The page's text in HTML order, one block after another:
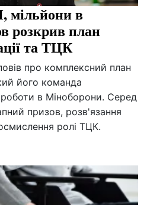
мільйони в
розкрив план
та ТЦК
про комплексний план
його команда
роботи в Міноборони. Серед
призов, розв'язання
ролі ТЦК.